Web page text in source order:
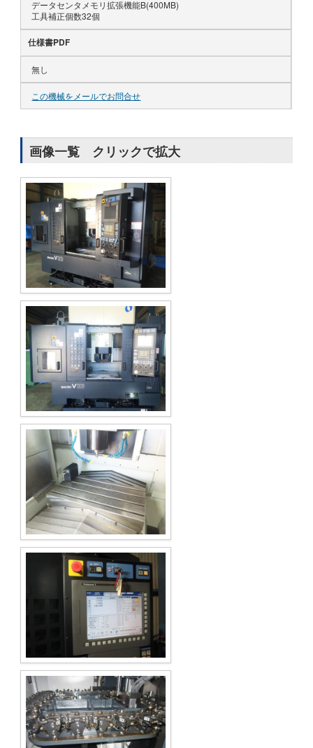
データセンタメモリ拡張機能B(400MB)
工具補正個数32個
仕様書PDF
無し
この機械をメールでお問合せ
画像一覧 クリックで拡大